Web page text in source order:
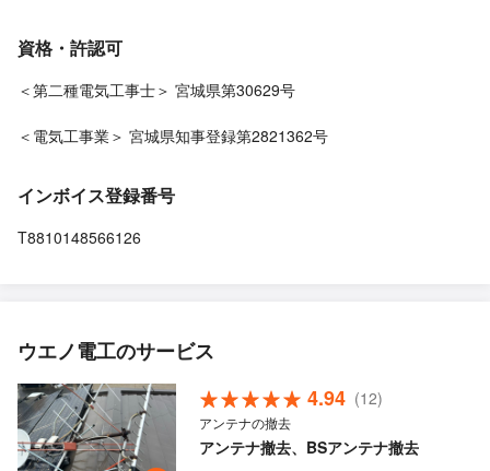
資格・許認可
＜第二種電気工事士＞ 宮城県第30629号
＜電気工事業＞ 宮城県知事登録第2821362号
インボイス登録番号
T8810148566126
ウエノ電工のサービス
4.94 (12)
アンテナの撤去
アンテナ撤去、BSアンテナ撤去